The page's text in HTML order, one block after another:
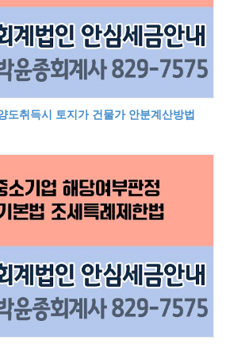
도취득시 토지가 건물가 안분계산방법